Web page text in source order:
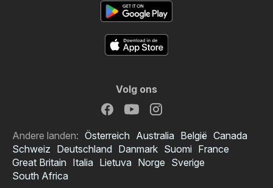
Volg ons
Andere landen: Österreich Australia België Canada
Schweiz Deutschland Danmark Suomi France
Great Britain Italia Lietuva Norge Sverige
South Africa